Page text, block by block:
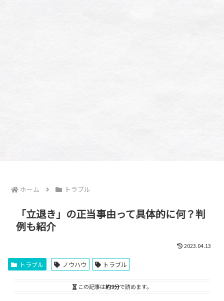
ホーム トラブル
「立退き」の正当事由って具体的に何？判
例も紹介
2023.04.13
トラブル ノウハウ トラブル
この記事は約9分で読めます。